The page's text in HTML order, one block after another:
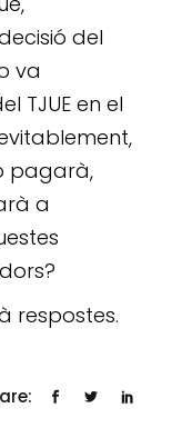
del
va
TJUE en el
pagarà,
a
respostes.